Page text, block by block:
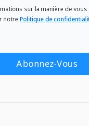
sur la manière de
notrePolitique de